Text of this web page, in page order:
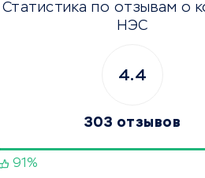
Статистика по отзывам о
НЭС
4.4
303 отзывов
91%